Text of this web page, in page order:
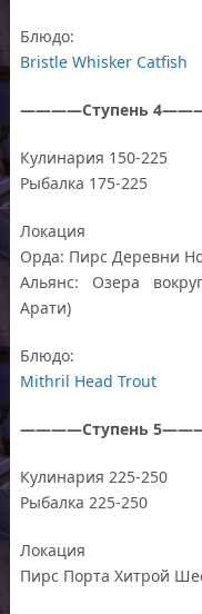
Блюдо:
Bristle Whisker Catfish
————Ступень
Кулинария 150-225
Рыбалка 175-225
Локация
Орда: Пирс Деревни
Альянс: Озера
Арати)
Блюдо:
Mithril Head Trout
————Ступень
Кулинария 225-250
Рыбалка 225-250
Локация
Пирс Порта Хитрой